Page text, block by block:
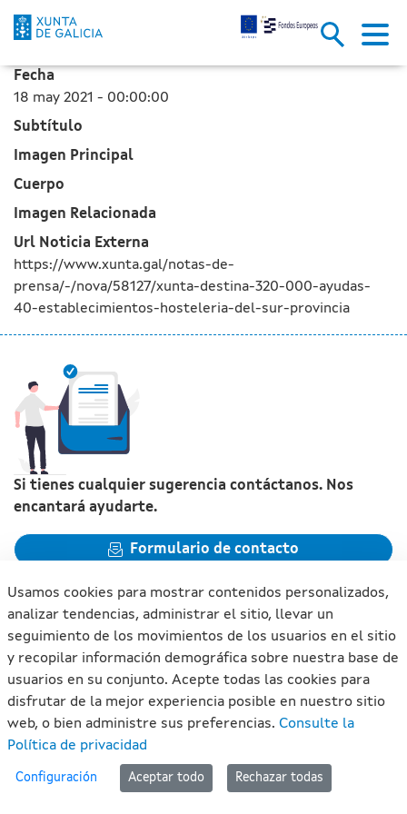
La Xunta destina 320.000 €
Saltar al contenido principal
Fecha
18 may 2021 - 00:00:00
Subtítulo
Imagen Principal
Cuerpo
Imagen Relacionada
Url Noticia Externa
https://www.xunta.gal/notas-de-
prensa/-/nova/58127/xunta-destina-320-000-ayudas-
40-establecimientos-hosteleria-del-sur-provincia
Si tienes cualquier sugerencia contáctanos. Nos
encantará ayudarte.
Formulario de contacto
Xunta de Galicia. Información mantenida y publicada en
internet por la Xunta de Galicia
Atención a la ciudadanía
Accesibilidad
Mapa del portal
Usamos cookies para mostrar contenidos personalizados,
analizar tendencias, administrar el sitio, llevar un
seguimiento de los movimientos de los usuarios en el sitio
y recopilar información demográfica sobre nuestra base de
usuarios en su conjunto. Acepte todas las cookies para
disfrutar de la mejor experiencia posible en nuestro sitio
web, o bien administre sus preferencias. Consulte la
Política de privacidad
Configuración Aceptar todo Rechazar todas